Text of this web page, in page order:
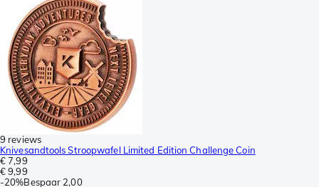
9 reviews
Knivesandtools Stroopwafel Limited Edition Challenge Coin
€ 7,99
€ 9,99
-20%Bespaar 2,00